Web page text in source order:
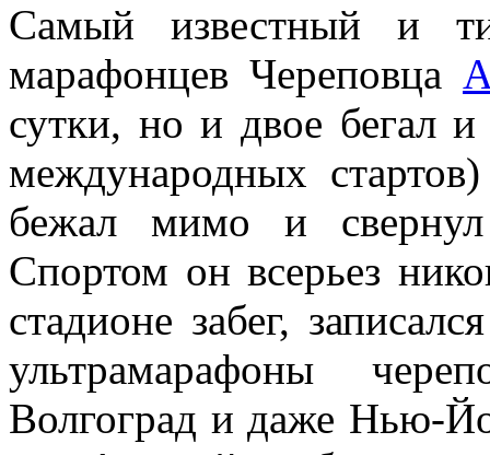
Самый известный и
марафонцев Череповца
сутки, но и двое бегал
международных
бежал мимо и свернул
Спортом он всерьез
стадионе забег,
ультрамарафоны
Волгоград и даже Нью-